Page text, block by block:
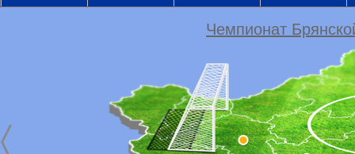
Чемпионат